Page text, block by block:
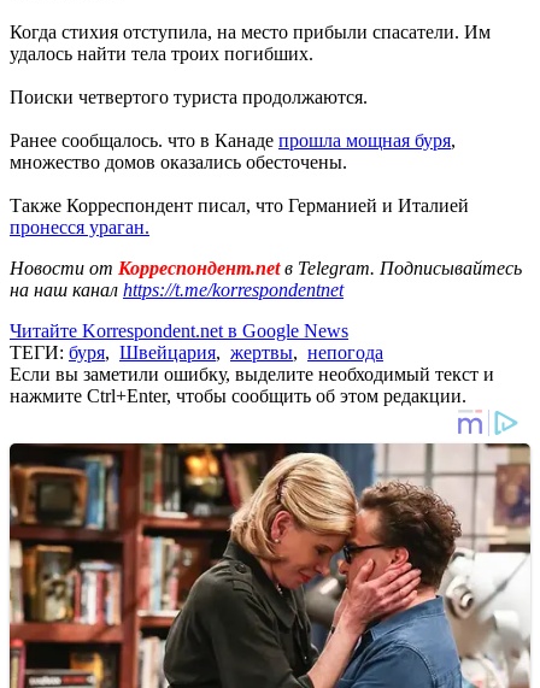
Когда стихия отступила, на место прибыли спасатели. Им
удалось найти тела троих погибших.
Поиски четвертого туриста продолжаются.
Ранее сообщалось. что в Канаде прошла мощная буря,
множество домов оказались обесточены.
Также Корреспондент писал, что Германией и Италией
пронесся ураган.
Новости от Корреспондент.netв Telegram. Подписывайтесь
на наш канал https://t.me/korrespondentnet
Читайте Korrespondent.net в Google News
ТЕГИ: буря, Швейцария, жертвы, непогода
Если вы заметили ошибку, выделите необходимый текст и
нажмите Ctrl+Enter, чтобы сообщить об этом редакции.